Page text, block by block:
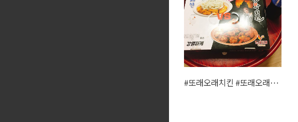
#또래오래치킨 #또래오래치